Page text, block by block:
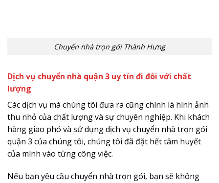
Chuyển nhà trọn gói Thành Hưng
Dịch vụ chuyển nhà quận 3 uy tín đi đôi với chất
lượng
Các dịch vụ mà chúng tôi đưa ra cũng chính là hình ảnh
thu nhỏ của chất lượng và sự chuyên nghiệp. Khi khách
hàng giao phó và sử dụng dịch vụ chuyển nhà trọn gói
quận 3 của chúng tôi, chúng tôi đã đặt hết tâm huyết
của mình vào từng công việc.
Nếu bạn yêu cầu chuyển nhà trọn gói, bạn sẽ không